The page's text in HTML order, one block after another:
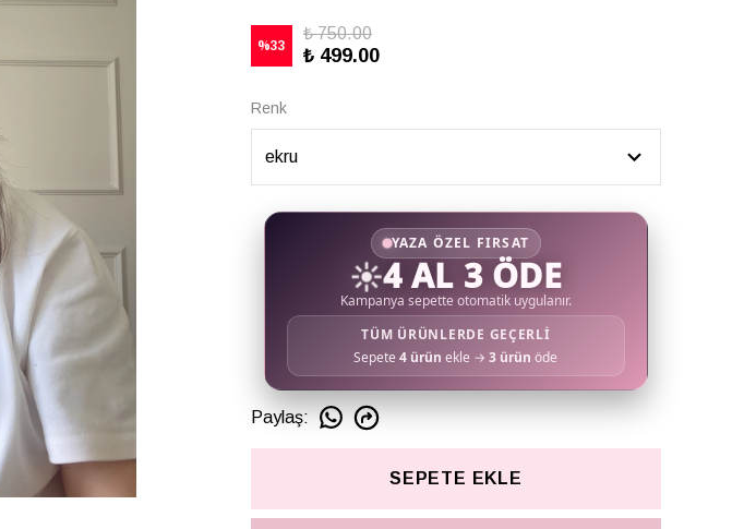
%33
₺ 750.00
₺ 499.00
Renk
YAZA ÖZEL FIRSAT
☀️4 AL 3 ÖDE
Kampanya sepette otomatik uygulanır.
TÜM ÜRÜNLERDE GEÇERLİ
Sepete4 ürün ekle →3 ürün öde
Paylaş:
SEPETE EKLE